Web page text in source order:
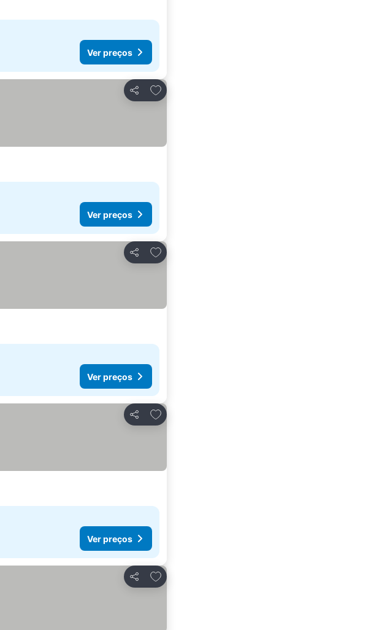
Ver preços
Partilhar
Adicionar aos favoritos
Ver preços
Partilhar
Adicionar aos favoritos
Ver preços
Partilhar
Adicionar aos favoritos
Ver preços
Partilhar
Adicionar aos favoritos